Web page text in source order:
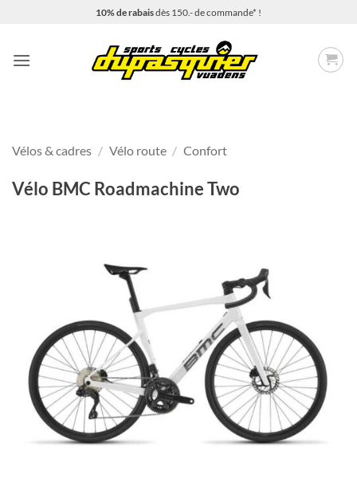
10% de rabaisdès 150.- de commande* !
Vélos & cadres / Vélo route / Confort
Vélo BMC Roadmachine Two